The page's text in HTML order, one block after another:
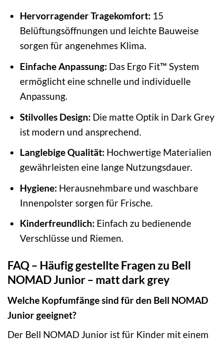
Hervorragender Tragekomfort: 15
Belüftungsöffnungen und leichte Bauweise
sorgen für angenehmes Klima.
Einfache Anpassung: Das Ergo Fit™ System
ermöglicht eine schnelle und individuelle
Anpassung.
Stilvolles Design: Die matte Optik in Dark Grey
ist modern und ansprechend.
Langlebige Qualität: Hochwertige Materialien
gewährleisten eine lange Nutzungsdauer.
Hygiene: Herausnehmbare und waschbare
Innenpolster sorgen für Frische.
Kinderfreundlich: Einfach zu bedienende
Verschlüsse und Riemen.
FAQ – Häufig gestellte Fragen zu Bell
NOMAD Junior – matt dark grey
Welche Kopfumfänge sind für den Bell NOMAD
Junior geeignet?
Der Bell NOMAD Junior ist für Kinder mit einem